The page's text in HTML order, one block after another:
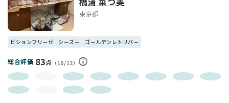
東京都
ビションフリーゼ シーズー ゴールデンレトリバー
総合評価 83点 （10/12）